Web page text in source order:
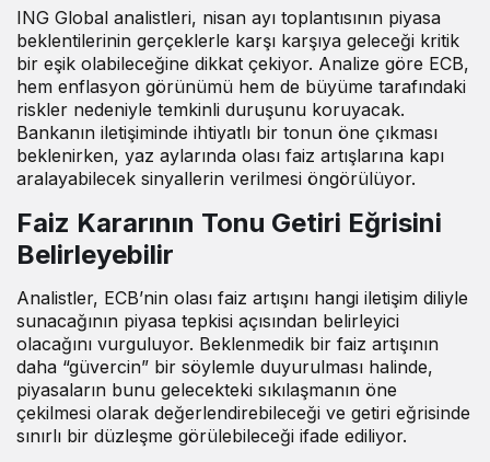
ING Global analistleri, nisan ayı toplantısının piyasa
beklentilerinin gerçeklerle karşı karşıya geleceği kritik
bir eşik olabileceğine dikkat çekiyor. Analize göre ECB,
hem enflasyon görünümü hem de büyüme tarafındaki
riskler nedeniyle temkinli duruşunu koruyacak.
Bankanın iletişiminde ihtiyatlı bir tonun öne çıkması
beklenirken, yaz aylarında olası faiz artışlarına kapı
aralayabilecek sinyallerin verilmesi öngörülüyor.
Faiz Kararının Tonu Getiri Eğrisini
Belirleyebilir
Analistler, ECB’nin olası faiz artışını hangi iletişim diliyle
sunacağının piyasa tepkisi açısından belirleyici
olacağını vurguluyor. Beklenmedik bir faiz artışının
daha “güvercin” bir söylemle duyurulması halinde,
piyasaların bunu gelecekteki sıkılaşmanın öne
çekilmesi olarak değerlendirebileceği ve getiri eğrisinde
sınırlı bir düzleşme görülebileceği ifade ediliyor.